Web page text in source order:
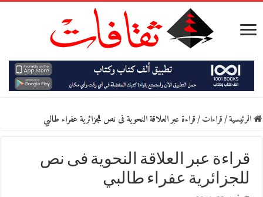
الرئيسية/قراءات/قراءة عبر العلاقة النحوية فى نص للجزائرية عفراء طالبي
قراءة عبر العلاقة النحوية فى نص
للجزائرية عفراء طالبي